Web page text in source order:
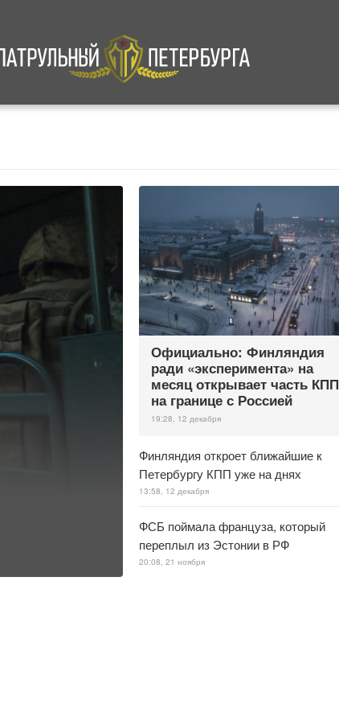
Официально: Финляндия
ради «эксперимента» на
месяц открывает часть КПП
на границе с Россией
19:28, 12 декабря
Финляндия откроет ближайшие к
Петербургу КПП уже на днях
13:58, 12 декабря
ФСБ поймала француза, который
переплыл из Эстонии в РФ
20:08, 21 ноября